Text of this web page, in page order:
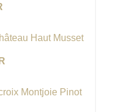
Haut Musset
Montjoie Pinot